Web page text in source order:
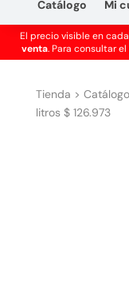
Catálogo Mi
El precio visible en
venta. Para consultar el
Tienda > Catálogo
litros $ 126.973